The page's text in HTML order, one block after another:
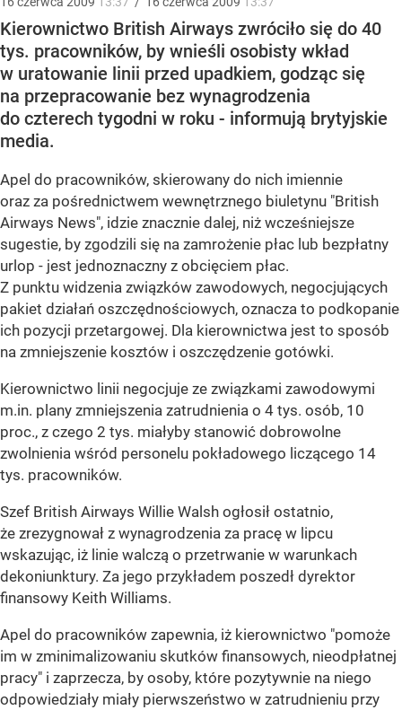
Kierownictwo British Airways zwróciło się do 40
tys. pracowników, by wnieśli osobisty wkład
w uratowanie linii przed upadkiem, godząc się
na przepracowanie bez wynagrodzenia
do czterech tygodni w roku - informują brytyjskie
media.
Apel do pracowników, skierowany do nich imiennie
oraz za pośrednictwem wewnętrznego biuletynu "British
Airways News", idzie znacznie dalej, niż wcześniejsze
sugestie, by zgodzili się na zamrożenie płac lub bezpłatny
urlop - jest jednoznaczny z obcięciem płac.
Z punktu widzenia związków zawodowych, negocjujących
pakiet działań oszczędnościowych, oznacza to podkopanie
ich pozycji przetargowej. Dla kierownictwa jest to sposób
na zmniejszenie kosztów i oszczędzenie gotówki.
Kierownictwo linii negocjuje ze związkami zawodowymi
m.in. plany zmniejszenia zatrudnienia o 4 tys. osób, 10
proc., z czego 2 tys. miałyby stanowić dobrowolne
zwolnienia wśród personelu pokładowego liczącego 14
tys. pracowników.
Szef British Airways Willie Walsh ogłosił ostatnio,
że zrezygnował z wynagrodzenia za pracę w lipcu
wskazując, iż linie walczą o przetrwanie w warunkach
dekoniunktury. Za jego przykładem poszedł dyrektor
finansowy Keith Williams.
Apel do pracowników zapewnia, iż kierownictwo "pomoże
im w zminimalizowaniu skutków finansowych, nieodpłatnej
pracy" i zaprzecza, by osoby, które pozytywnie na niego
odpowiedziały miały pierwszeństwo w zatrudnieniu przy